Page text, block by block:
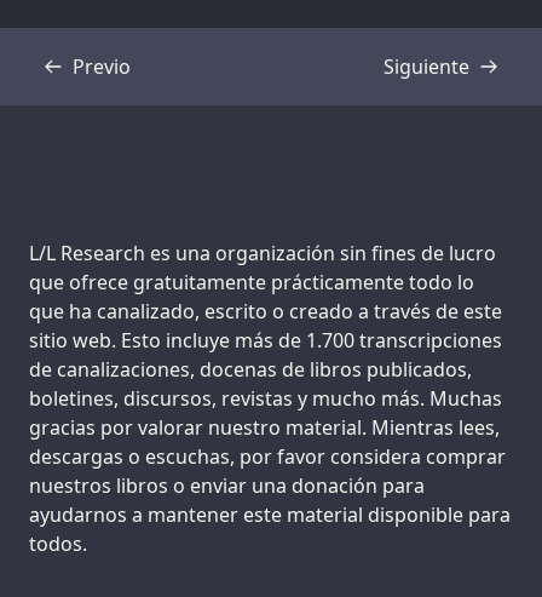
Previo
Transcripción Siguiente
Transcripción
Support us:
L/L Research es una organización sin fines de lucro
que ofrece gratuitamente prácticamente todo lo
que ha canalizado, escrito o creado a través de este
sitio web. Esto incluye más de 1.700 transcripciones
de canalizaciones, docenas de libros publicados,
boletines, discursos, revistas y mucho más. Muchas
gracias por valorar nuestro material. Mientras lees,
descargas o escuchas, por favor considera comprar
nuestros libros o enviar una donación para
ayudarnos a mantener este material disponible para
todos.